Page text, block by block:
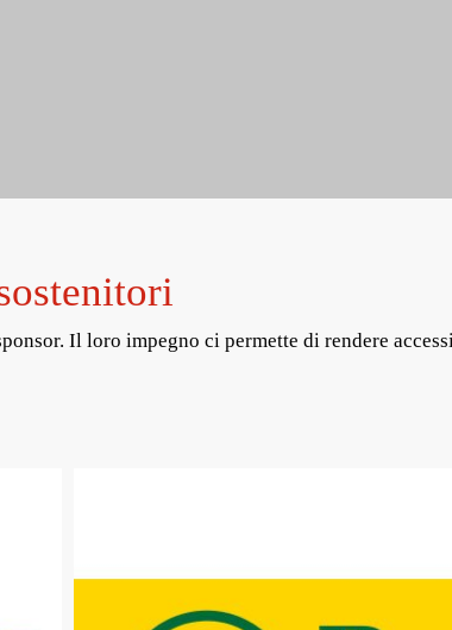
Il loro impegno ci permette di rendere